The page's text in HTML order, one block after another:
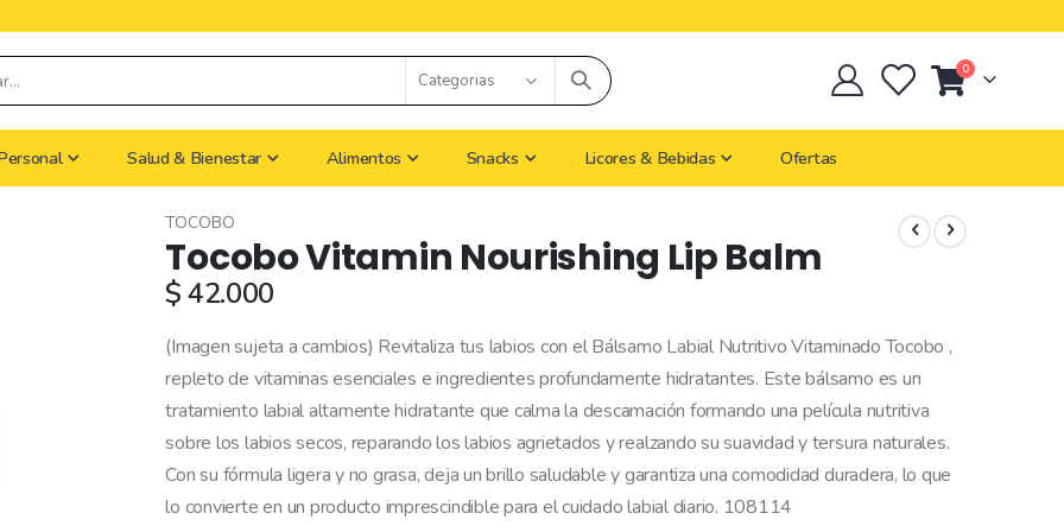
Cart
0
Salud & Bienestar Alimentos Snacks Licores & Bebidas Ofertas
Tocobo Vitamin Nourishing Lip Balm
TOCOBO
$ 42.000
(Imagen sujeta a cambios) Revitaliza tus labios con el Bálsamo Labial Nutritivo Vitaminado Tocobo ,
repleto de vitaminas esenciales e ingredientes profundamente hidratantes. Este bálsamo es un
tratamiento labial altamente hidratante que calma la descamación formando una película nutritiva
sobre los labios secos, reparando los labios agrietados y realzando su suavidad y tersura naturales.
Con su fórmula ligera y no grasa, deja un brillo saludable y garantiza una comodidad duradera, lo que
lo convierte en un producto imprescindible para el cuidado labial diario. 108114